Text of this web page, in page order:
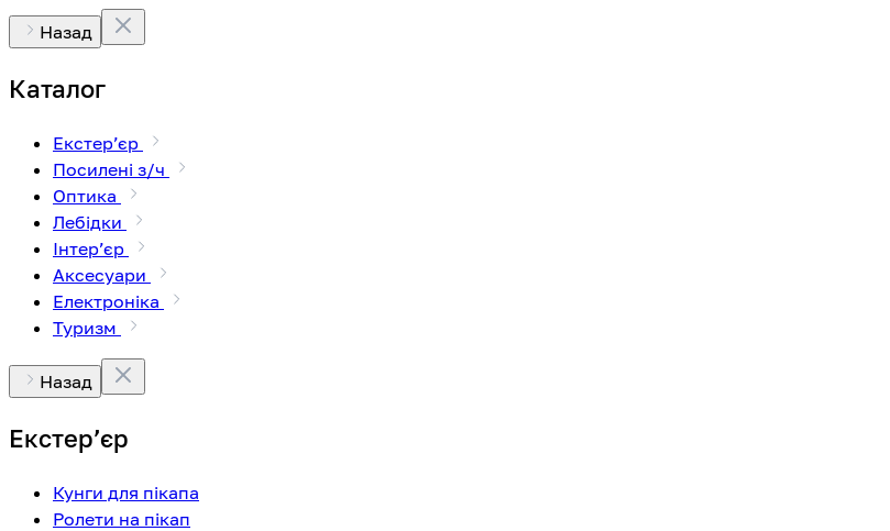
Назад
Каталог
Екстерʼєр
Посилені з/ч
Оптика
Лебідки
Інтерʼєр
Аксесуари
Електроніка
Туризм
Назад
Екстерʼєр
Кунги для пікапа
Ролети на пікап